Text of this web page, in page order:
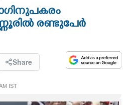
രണ്ടുപേർ
Share
IST